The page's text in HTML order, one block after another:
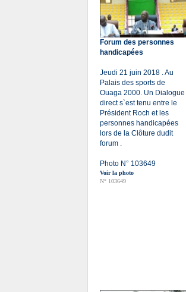
Forum des personnes
handicapées
Jeudi 21 juin 2018 . Au
Palais des sports de
Ouaga 2000. Un Dialogue
direct s`est tenu entre le
Président Roch et les
personnes handicapées
lors de la Clôture dudit
forum .
Photo N° 103649
Voir la photo
N° 103649